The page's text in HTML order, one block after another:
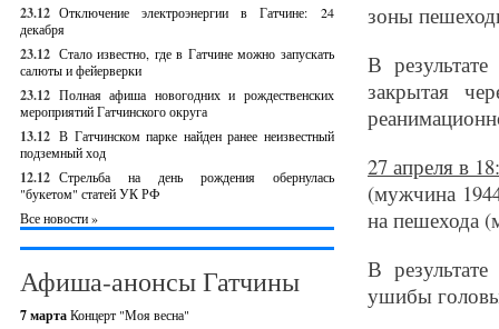
23.12 Отключение электроэнергии в Гатчине: 24
декабря
23.12 Стало известно, где в Гатчине можно запускать
салюты и фейерверки
23.12 Полная афиша новогодних и рождественских
мероприятий Гатчинского округа
13.12 В Гатчинском парке найден ранее неизвестный
подземный ход
12.12 Стрельба на день рождения обернулась
"букетом" статей УК РФ
Все новости »
Афиша-анонсы Гатчины
7 мартаКонцерт "Моя весна"
зоны
В
закрытая
27 апреля в
(мужчина
на пешехода
В
ушибы